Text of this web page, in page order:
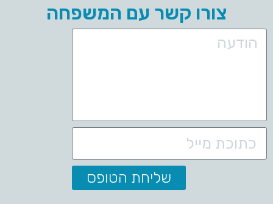
צורו קשר עם המשפחה
שליחת הטופס